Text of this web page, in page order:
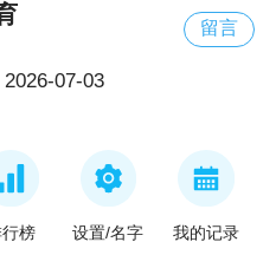
留言
2026-07-03
榜 设置/名字 我的记录